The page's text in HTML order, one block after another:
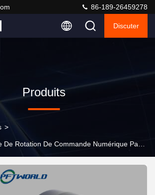
86-189-26459278
Discuter
Produits
>
De Rotation De Commande Numérique Par